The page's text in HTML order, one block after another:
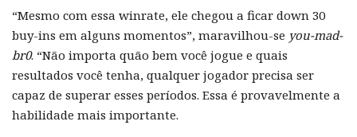
“Mesmo com essa winrate, ele chegou a ficar down 30
buy-ins em alguns momentos”, maravilhou-se you-mad-
br0. “Não importa quão bem você jogue e quais
resultados você tenha, qualquer jogador precisa ser
capaz de superar esses períodos. Essa é provavelmente a
habilidade mais importante.